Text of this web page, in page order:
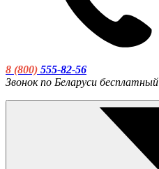
8 (800) 555-82-56
Звонок по Беларуси бесплатный